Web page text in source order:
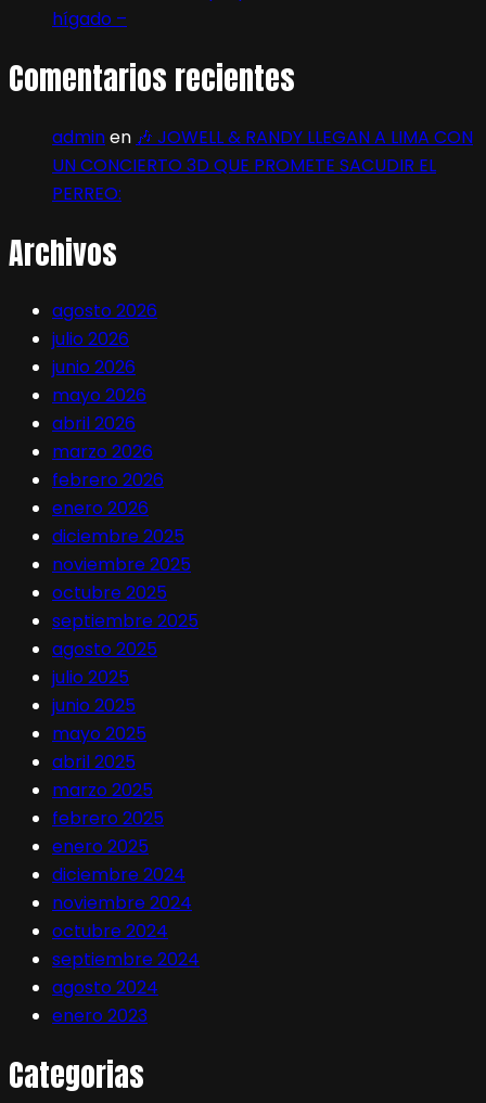
hígado –
Comentarios recientes
adminen 🎶 JOWELL & RANDY LLEGAN A LIMA CON
UN CONCIERTO 3D QUE PROMETE SACUDIR EL
PERREO:
Archivos
agosto 2026
julio 2026
junio 2026
mayo 2026
abril 2026
marzo 2026
febrero 2026
enero 2026
diciembre 2025
noviembre 2025
octubre 2025
septiembre 2025
agosto 2025
julio 2025
junio 2025
mayo 2025
abril 2025
marzo 2025
febrero 2025
enero 2025
diciembre 2024
noviembre 2024
octubre 2024
septiembre 2024
agosto 2024
enero 2023
Categorias